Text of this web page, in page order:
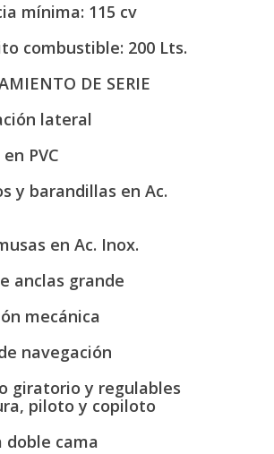
mínima: 115 cv
combustible: 200 Lts.
DE SERIE
lateral
PVC
y barandillas en Ac.
en Ac. Inox.
anclas grande
mecánica
navegación
giratorio y regulables
piloto y copiloto
doble cama